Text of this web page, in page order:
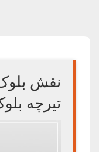
نقش
تیرچه